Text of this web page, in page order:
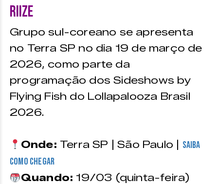
RIIZE
Grupo sul-coreano se apresenta
no Terra SP no dia 19 de março de
2026, como parte da
programação dos Sideshows by
Flying Fish do Lollapalooza Brasil
2026.
Onde: Terra SP | São Paulo | Saiba
como chegar
Quando: 19/03 (quinta-feira)